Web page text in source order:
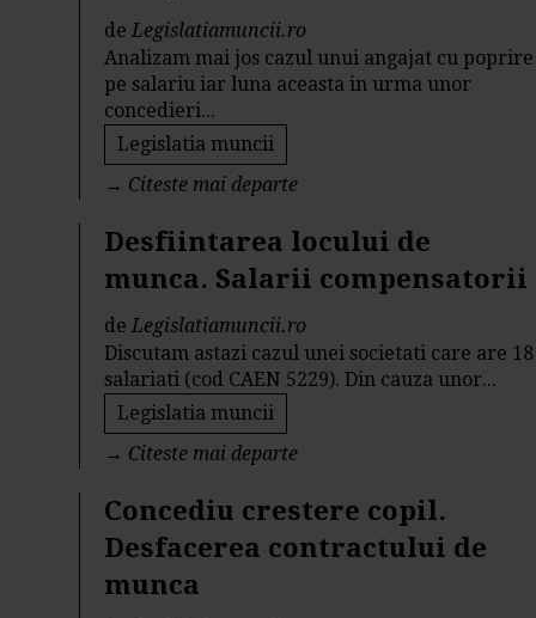
deLegislatiamuncii.ro
Analizam mai jos cazul unui angajat cu poprire
pe salariu iar luna aceasta in urma unor
concedieri...
Legislatia muncii
→ Citeste mai departe
Desfiintarea locului de
munca. Salarii compensatorii
deLegislatiamuncii.ro
Discutam astazi cazul unei societati care are 18
salariati (cod CAEN 5229). Din cauza unor...
Legislatia muncii
→ Citeste mai departe
Concediu crestere copil.
Desfacerea contractului de
munca